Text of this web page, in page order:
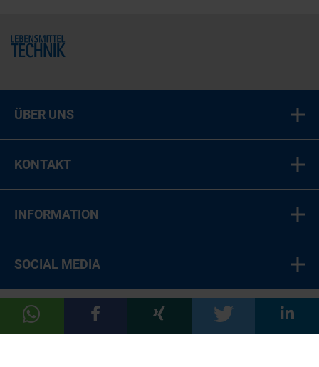
Home
ÜBER UNS
KONTAKT
INFORMATION
SOCIAL MEDIA
© 2026 LT Food Medien-Verlag GmbH